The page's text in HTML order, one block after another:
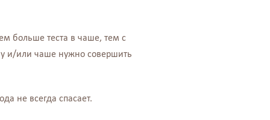
больше теста в чаше, тем с
и/или чаше нужно совершить
не всегда спасает.